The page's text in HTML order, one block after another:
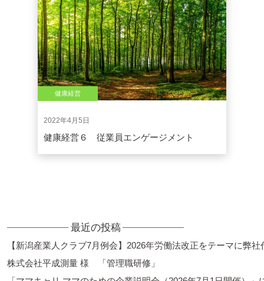
健康経営
2022年4月5日
健康経営６ 従業員エンゲージメント
最近の投稿
【新潟産業人クラブ7月例会】2026年労働法改正をテーマに弊
株式会社平成測量 様 「管理職研修」